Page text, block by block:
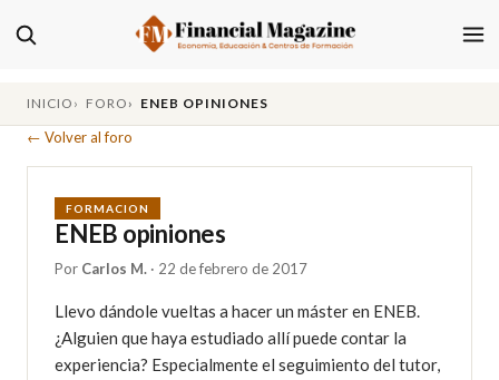
INICIO FORO ENEB OPINIONES
← Volver al foro
FORMACION
ENEB opiniones
Por Carlos M. · 22 de febrero de 2017
Llevo dándole vueltas a hacer un máster en ENEB.
¿Alguien que haya estudiado allí puede contar la
experiencia? Especialmente el seguimiento del tutor,